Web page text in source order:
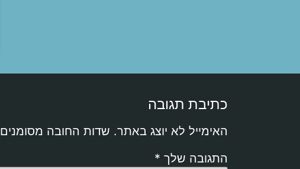
כתיבת תגובה
האימייל לא יוצג באתר. שדות החובה מסומנים
התגובה שלך *